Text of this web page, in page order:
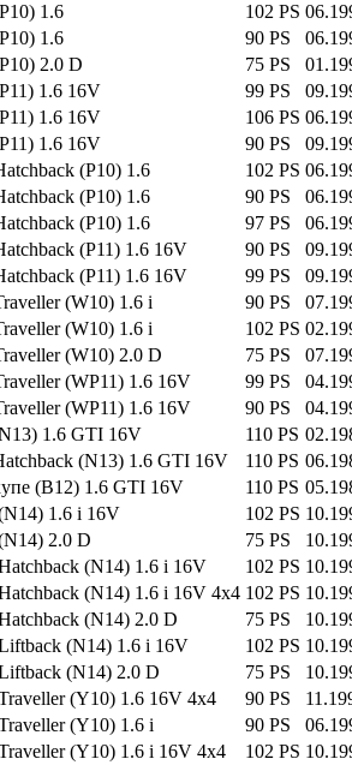
1.6
102 PS
1.6
90 PS
2.0 D
75 PS
1.6 16V
99 PS
1.6 16V
106 PS
1.6 16V
90 PS
(P10) 1.6
102 PS
(P10) 1.6
90 PS
(P10) 1.6
97 PS
(P11) 1.6 16V
90 PS
(P11) 1.6 16V
99 PS
(W10) 1.6 i
90 PS
(W10) 1.6 i
102 PS
(W10) 2.0 D
75 PS
(WP11) 1.6 16V
99 PS
(WP11) 1.6 16V
90 PS
1.6 GTI 16V
110 PS
(N13) 1.6 GTI 16V
110 PS
(B12) 1.6 GTI 16V
110 PS
1.6 i 16V
102 PS
2.0 D
75 PS
(N14) 1.6 i 16V
102 PS
(N14) 1.6 i 16V 4x4 102 PS
(N14) 2.0 D
75 PS
(N14) 1.6 i 16V
102 PS
(N14) 2.0 D
75 PS
(Y10) 1.6 16V 4x4
90 PS
(Y10) 1.6 i
90 PS
(Y10) 1.6 i 16V 4x4
102 PS